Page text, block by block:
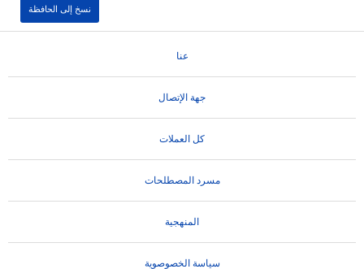
نسخ إلى الحافظة
عنا
جهة الإتصال
كل العملات
مسرد المصطلحات
المنهجية
سياسة الخصوصوية